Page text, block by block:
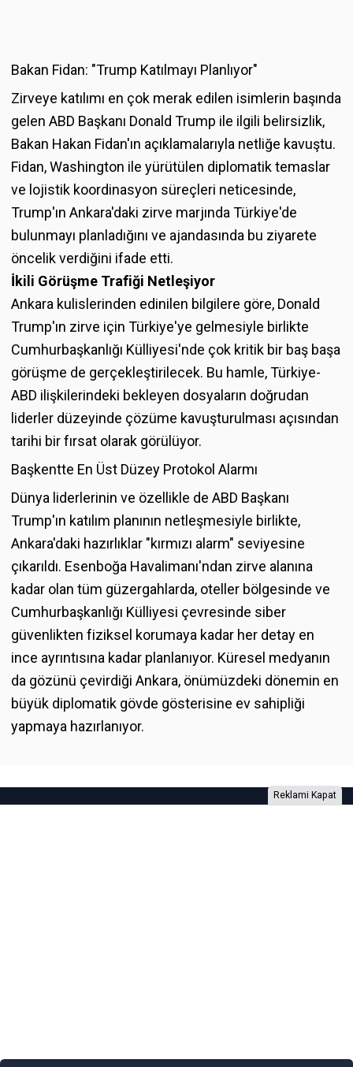
Bakan Fidan: "Trump Katılmayı Planlıyor"
Zirveye katılımı en çok merak edilen isimlerin başında
gelen ABD Başkanı Donald Trump ile ilgili belirsizlik,
Bakan Hakan Fidan'ın açıklamalarıyla netliğe kavuştu.
Fidan, Washington ile yürütülen diplomatik temaslar
ve lojistik koordinasyon süreçleri neticesinde,
Trump'ın Ankara'daki zirve marjında Türkiye'de
bulunmayı planladığını ve ajandasında bu ziyarete
öncelik verdiğini ifade etti.
İkili Görüşme Trafiği Netleşiyor
Ankara kulislerinden edinilen bilgilere göre, Donald
Trump'ın zirve için Türkiye'ye gelmesiyle birlikte
Cumhurbaşkanlığı Külliyesi'nde çok kritik bir baş başa
görüşme de gerçekleştirilecek. Bu hamle, Türkiye-
ABD ilişkilerindeki bekleyen dosyaların doğrudan
liderler düzeyinde çözüme kavuşturulması açısından
tarihi bir fırsat olarak görülüyor.
Başkentte En Üst Düzey Protokol Alarmı
Dünya liderlerinin ve özellikle de ABD Başkanı
Trump'ın katılım planının netleşmesiyle birlikte,
Ankara'daki hazırlıklar "kırmızı alarm" seviyesine
çıkarıldı. Esenboğa Havalimanı'ndan zirve alanına
kadar olan tüm güzergahlarda, oteller bölgesinde ve
Cumhurbaşkanlığı Külliyesi çevresinde siber
güvenlikten fiziksel korumaya kadar her detay en
ince ayrıntısına kadar planlanıyor. Küresel medyanın
da gözünü çevirdiği Ankara, önümüzdeki dönemin en
büyük diplomatik gövde gösterisine ev sahipliği
yapmaya hazırlanıyor.
Reklami Kapat
sunulmaktadır. Burada yer alan yorum ve tavsiyeler ise genel niteliktedir. Bu